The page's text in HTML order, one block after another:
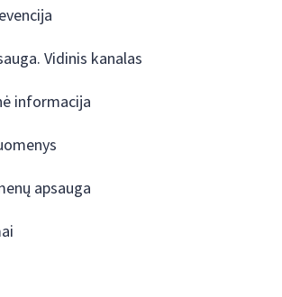
Vidinis kanalas
informacija
apsauga